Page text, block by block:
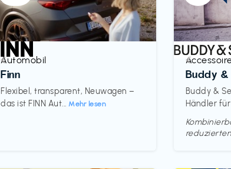
Automobil
Finn
Flexibel, transparent, Neuwagen –
das ist FINN Aut...Mehr lesen
€‎
Buddy &
Buddy &
Händler für
€‎